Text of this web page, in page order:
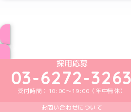
めいどりーみん
めいどりーみん
めいどりー
めい
採用応募
03-6272-3263
受付時間：10:00～19:00（年中無休）
お問い合わせについて